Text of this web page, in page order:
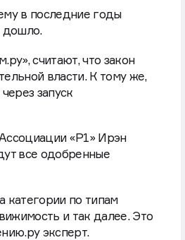
в последние годы
дошло.
считают, что закон
власти. К тому же,
запуск
«Р1» Ирэн
все одобренные
категории по типам
и так далее. Это
эксперт.